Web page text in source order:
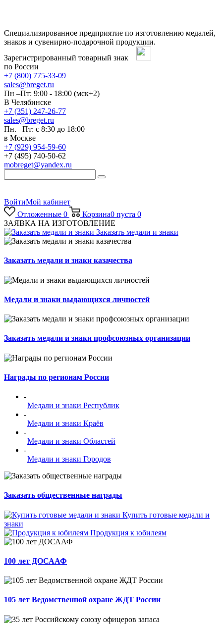
Специализированное предприятие по изготовлению медалей,
знаков и сувенирно-подарочной продукции.
Зарегистрированный товарный знак
по России
+7 (800) 775-33-09
sales@breget.ru
Пн –Пт: 9:00 - 18:00 (мск+2)
В Челябинске
+7 (351) 247-26-77
sales@breget.ru
Пн. –Пт: с 8:30 до 18:00
в Москве
+7 (929) 954-59-60
+7 (495) 740-50-62
mobreget@yandex.ru
ВойтиМой кабинет
Отложенные 0 Корзина0 пуста 0
ЗАЯВКА НА ИЗГОТОВЛЕНИЕ
Заказать медали и знаки
Заказать медали и знаки казачества
Медали и знаки выдающихся личностей
Заказать медали и знаки профсоюзных организации
Награды по регионам России
-
Медали и знаки Республик
-
Медали и знаки Краёв
-
Медали и знаки Областей
-
Медали и знаки Городов
Заказать общественные награды
Купить готовые медали и
знаки
Продукция к юбилеям
100 лет ДОСААФ
105 лет Ведомственной охране ЖДТ России